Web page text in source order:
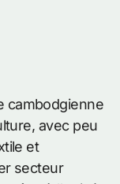
cambodgienne
avec peu
et
secteur